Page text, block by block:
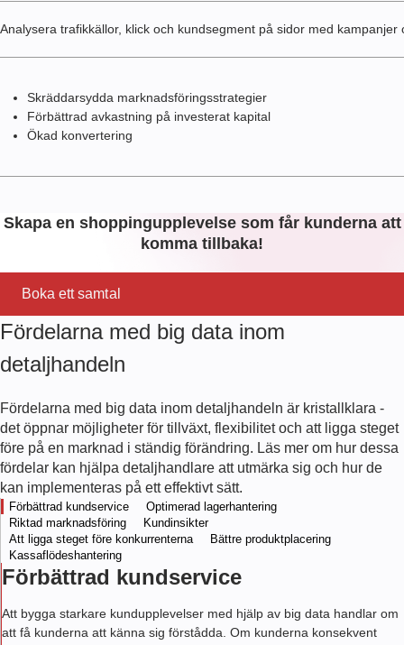
Analysera trafikkällor, klick och kundsegment på sidor med kampanjer
Skräddarsydda marknadsföringsstrategier
Förbättrad avkastning på investerat kapital
Ökad konvertering
Skapa en shoppingupplevelse som får kunderna att
komma tillbaka!
Boka ett samtal
Fördelarna med big data inom
detaljhandeln
Fördelarna med big data inom detaljhandeln är kristallklara -
det öppnar möjligheter för tillväxt, flexibilitet och att ligga steget
före på en marknad i ständig förändring. Läs mer om hur dessa
fördelar kan hjälpa detaljhandlare att utmärka sig och hur de
kan implementeras på ett effektivt sätt.
Förbättrad kundservice
Optimerad lagerhantering
Riktad marknadsföring
Kundinsikter
Att ligga steget före konkurrenterna
Bättre produktplacering
Kassaflödeshantering
Förbättrad kundservice
Att bygga starkare kundupplevelser med hjälp av big data handlar om
att få kunderna att känna sig förstådda. Om kunderna konsekvent